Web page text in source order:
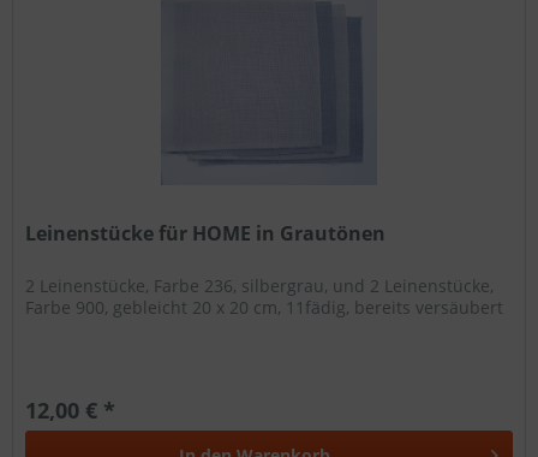
Leinenstücke für HOME in Grautönen
2 Leinenstücke, Farbe 236, silbergrau, und 2 Leinenstücke,
Farbe 900, gebleicht 20 x 20 cm, 11fädig, bereits versäubert
12,00 € *